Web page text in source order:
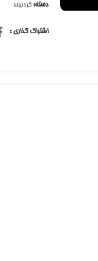
دسته: گردنبند
اشتراک گذاری :